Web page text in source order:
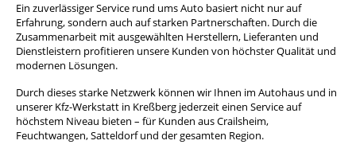
Ein zuverlässiger Service rund ums Auto basiert nicht nur auf
Erfahrung, sondern auch auf starken Partnerschaften. Durch die
Zusammenarbeit mit ausgewählten Herstellern, Lieferanten und
Dienstleistern profitieren unsere Kunden von höchster Qualität und
modernen Lösungen.
Durch dieses starke Netzwerk können wir Ihnen im Autohaus und in
unserer Kfz-Werkstatt in Kreßberg jederzeit einen Service auf
höchstem Niveau bieten – für Kunden aus Crailsheim,
Feuchtwangen, Satteldorf und der gesamten Region.